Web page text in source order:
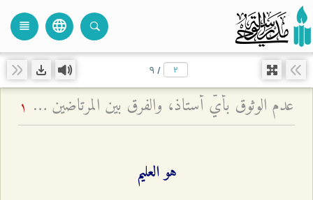
language
view_headline
/ ٩
عدم الوثوق بأيّ أستاذ، والفرق بين المرتاضين وأولياء الله، و... - محاضرات جبل عامل - أسئلة وأجوبة الرجال - ج ۷ 1
هو العليم